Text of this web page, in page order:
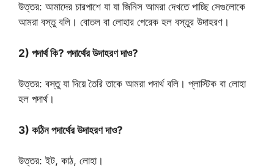
উত্তর: আমাদের চারপাশে যা যা জিনিস আমরা দেখতে পাচ্ছি সেগুলোকে
আমরা বস্তু বলি। বোতল বা লোহার পেরেক হল বস্তুর উদাহরণ।
2) পদার্থ কি? পদার্থের উদাহরণ দাও?
উত্তর: বস্তু যা দিয়ে তৈরি তাকে আমরা পদার্থ বলি। প্লাস্টিক বা লোহা
হল পদার্থ।
3) কঠিন পদার্থের উদাহরণ দাও?
উত্তর: ইট, কাঠ, লোহা।